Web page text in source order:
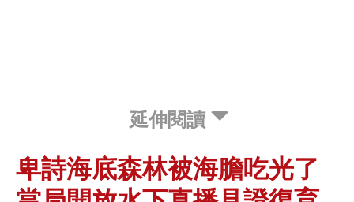
延伸閱讀
卑詩海底森林被海膽吃光了